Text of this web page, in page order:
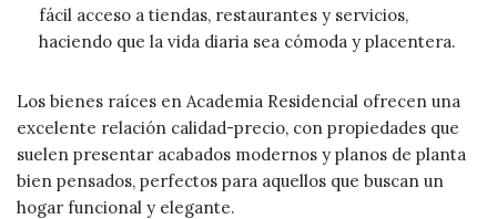
fácil acceso a tiendas, restaurantes y servicios,
haciendo que la vida diaria sea cómoda y placentera.
Los bienes raíces en Academia Residencial ofrecen una
excelente relación calidad-precio, con propiedades que
suelen presentar acabados modernos y planos de planta
bien pensados, perfectos para aquellos que buscan un
hogar funcional y elegante.